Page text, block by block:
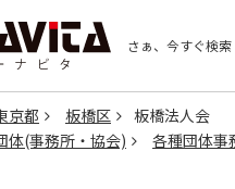
さぁ、今すぐ検索
京都 板橋区
板橋法人会
体(事務所・協会) 各種団体事